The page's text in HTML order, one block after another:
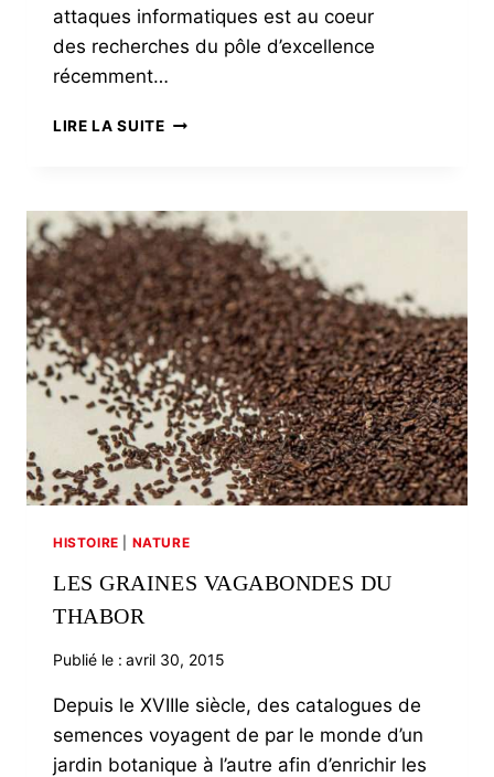
attaques informatiques est au coeur
des recherches du pôle d’excellence
récemment…
LIRE LA SUITEUN
LA
SÉCURITÉ
NUMÉRIQUE
HISTOIRE NATURE
LES GRAINES VAGABONDES DU
THABOR
Publié le : avril 30, 2015
Depuis le XVIIIe siècle, des catalogues de
semences voyagent de par le monde d’un
jardin botanique à l’autre afin d’enrichir les